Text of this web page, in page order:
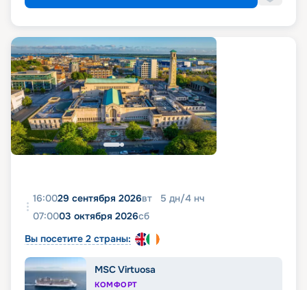
16:0029 сентября 2026вт 5 дн/4 нч
07:0003 октября 2026сб
Вы посетите 2 страны:
MSC Virtuosa
КОМФОРТ